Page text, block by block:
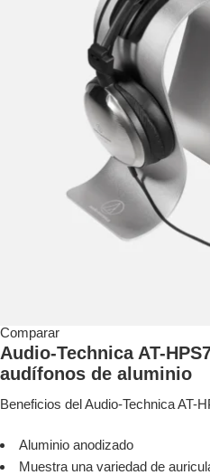
Comparar
Audio-Technica AT-
audífonos de aluminio
Beneficios del Audio-Technica AT-
Aluminio anodizado
Muestra una variedad de